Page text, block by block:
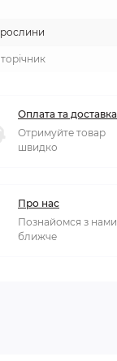
Оплата та доставка
Отримуйте товар
швидко
Про нас
Познайомся з нами
ближче